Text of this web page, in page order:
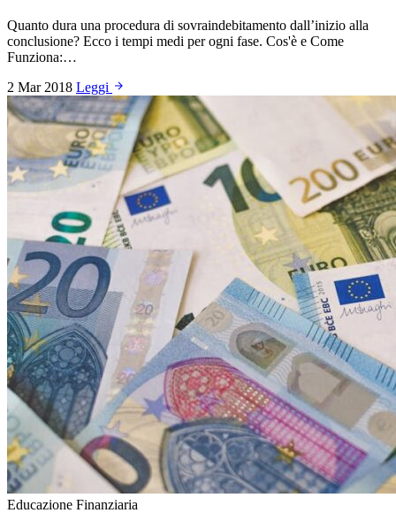
Quanto dura una procedura di sovraindebitamento dall’inizio alla
conclusione? Ecco i tempi medi per ogni fase. Cos'è e Come
Funziona:…
2 Mar 2018 Leggi
Educazione Finanziaria